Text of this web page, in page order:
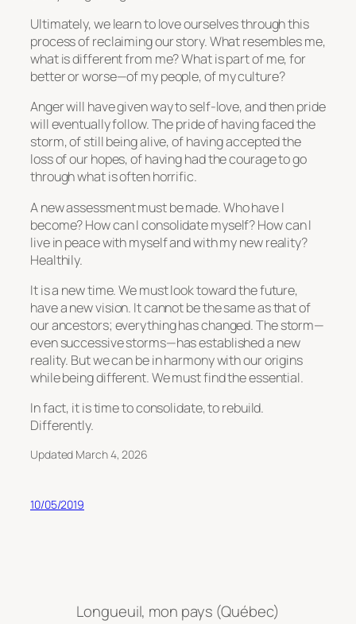
Ultimately, we learn to love ourselves through this
process of reclaiming our story. What resembles me,
what is different from me? What is part of me, for
better or worse—of my people, of my culture?
Anger will have given way to self-love, and then pride
will eventually follow. The pride of having faced the
storm, of still being alive, of having accepted the
loss of our hopes, of having had the courage to go
through what is often horrific.
A new assessment must be made. Who have I
become? How can I consolidate myself? How can I
live in peace with myself and with my new reality?
Healthily.
It is a new time. We must look toward the future,
have a new vision. It cannot be the same as that of
our ancestors; everything has changed. The storm—
even successive storms—has established a new
reality. But we can be in harmony with our origins
while being different. We must find the essential.
In fact, it is time to consolidate, to rebuild.
Differently.
Updated March 4, 2026
10/05/2019
Longueuil, mon pays (Québec)